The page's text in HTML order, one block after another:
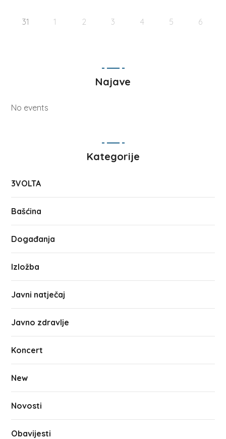
31 1 2 3 4 5 6
Najave
No events
Kategorije
3VOLTA
Bašćina
Događanja
Izložba
Javni natječaj
Javno zdravlje
Koncert
New
Novosti
Obavijesti